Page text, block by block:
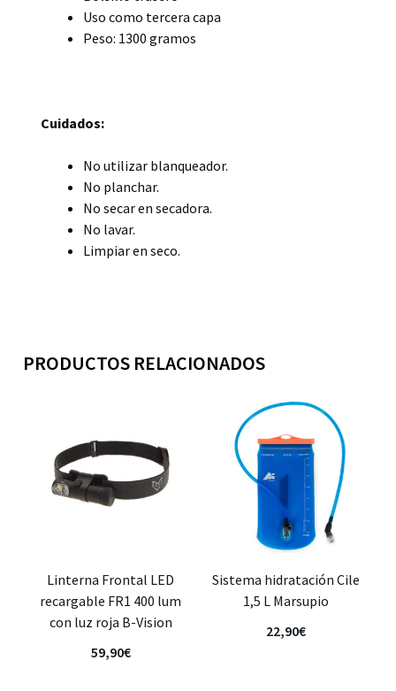
Uso como tercera capa
Peso: 1300 gramos
Cuidados:
No utilizar blanqueador.
No planchar.
No secar en secadora.
No lavar.
Limpiar en seco.
PRODUCTOS RELACIONADOS
Linterna Frontal LED
recargable FR1 400 lum
con luz roja B-Vision
59,90€
Sistema hidratación Cile
1,5 L Marsupio
22,90€